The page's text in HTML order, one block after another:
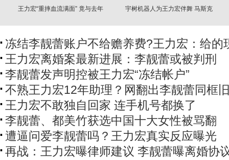
王力宏“重摔血流满面” 竟与去年
宇树机器人为王力宏伴舞 马斯克
冻结李靓蕾账户不给赡养费?王力宏：给的
王力宏离婚案最新进展：李靓蕾或被判刑
李靓蕾发声明控被王力宏“冻结帐户”
不熟王力宏12年助理？网翻出李靓蕾同框
王力宏不敢独自回家 连手机号都换了
李靓蕾、都美竹获选中国十大女性被骂翻
遭逼问爱李靓蕾吗？王力宏真实反应曝光
再战：王力宏曝律师建议 李靓蕾曝离婚协